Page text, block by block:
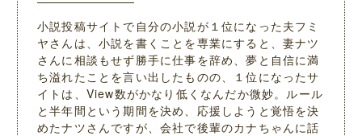
小説投稿サイトで自分の小説が１位になった夫フミ
ヤさんは、小説を書くことを専業にすると、妻ナツ
さんに相談もせず勝手に仕事を辞め、夢と自信に満
ち溢れたことを言い出したものの、１位になったサ
イトは、View数がかなり低くなんだか微妙。ルール
と半年間という期間を決め、応援しようと覚悟を決
めたナツさんですが、会社で後輩のカナちゃんに話